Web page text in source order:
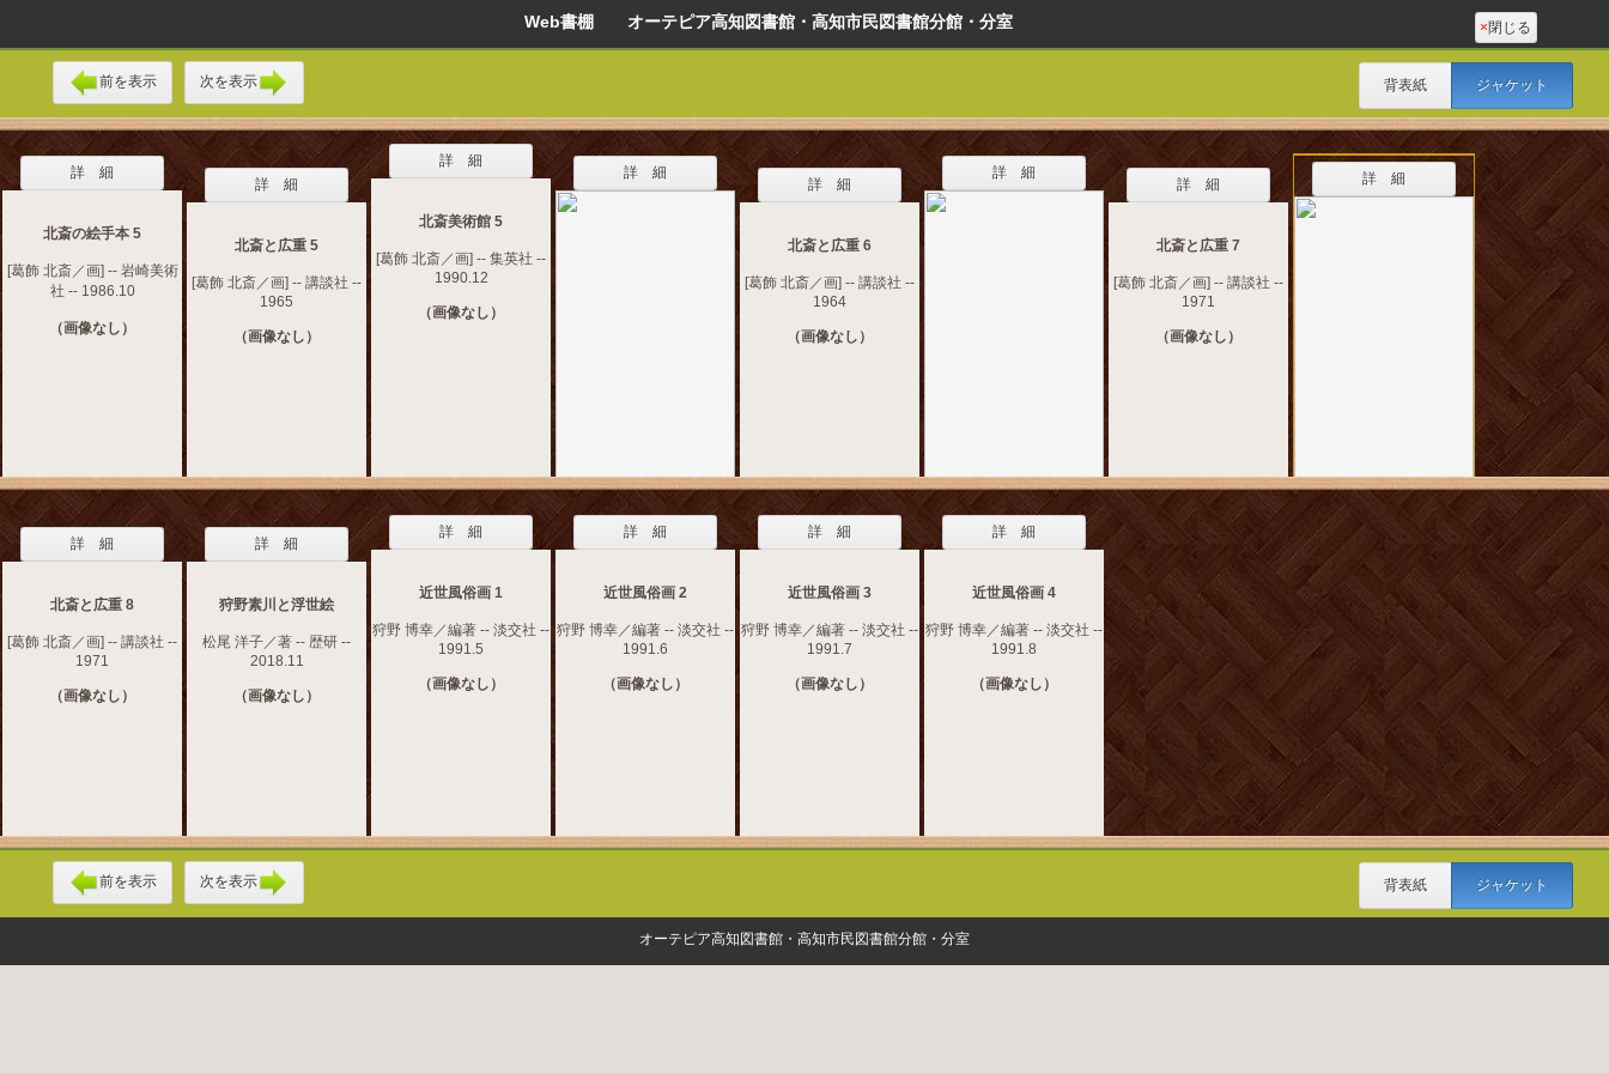
Web書棚 オーテピア高知図書館・高知市民図書館分館・分室 ×閉じる
前を表示 次を表示 背表紙 ジャケット
詳 細
北斎の絵手本 5
[葛飾 北斎／画] -- 岩崎美術
社 -- 1986.10
（画像なし）
詳 細
北斎と広重 5
[葛飾 北斎／画] -- 講談社 --
1965
（画像なし）
詳 細
北斎美術館 5
[葛飾 北斎／画] -- 集英社 --
1990.12
（画像なし）
詳 細
詳 細
北斎と広重 6
[葛飾 北斎／画] -- 講談社 --
1964
（画像なし）
詳 細
詳 細
北斎と広重 7
[葛飾 北斎／画] -- 講談社 --
1971
（画像なし）
詳 細
詳 細
北斎と広重 8
[葛飾 北斎／画] -- 講談社 --
1971
（画像なし）
詳 細
狩野素川と浮世絵
松尾 洋子／著 -- 歴研 --
2018.11
（画像なし）
詳 細
近世風俗画 1
狩野 博幸／編著 -- 淡交社 --
1991.5
（画像なし）
詳 細
近世風俗画 2
狩野 博幸／編著 -- 淡交社 --
1991.6
（画像なし）
詳 細
近世風俗画 3
狩野 博幸／編著 -- 淡交社 --
1991.7
（画像なし）
詳 細
近世風俗画 4
狩野 博幸／編著 -- 淡交社 --
1991.8
（画像なし）
前を表示 次を表示 背表紙 ジャケット
オーテピア高知図書館・高知市民図書館分館・分室